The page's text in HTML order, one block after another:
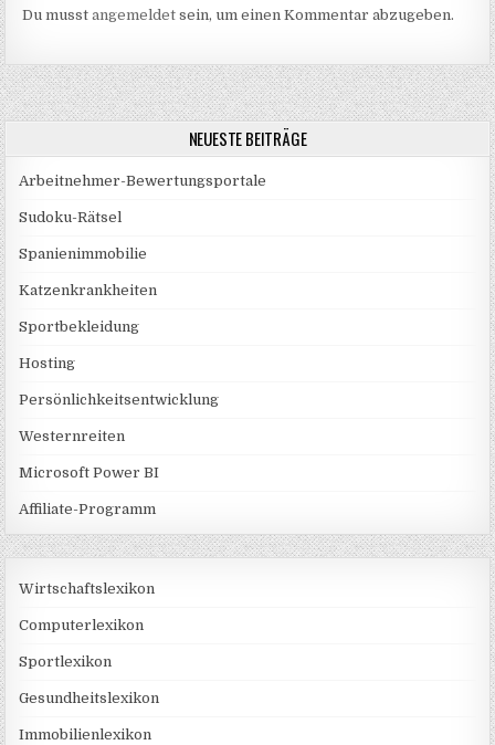
Du musstangemeldet sein, um einen Kommentar abzugeben.
NEUESTE BEITRÄGE
Arbeitnehmer-Bewertungsportale
Sudoku-Rätsel
Spanienimmobilie
Katzenkrankheiten
Sportbekleidung
Hosting
Persönlichkeitsentwicklung
Westernreiten
Microsoft Power BI
Affiliate-Programm
Wirtschaftslexikon
Computerlexikon
Sportlexikon
Gesundheitslexikon
Immobilienlexikon